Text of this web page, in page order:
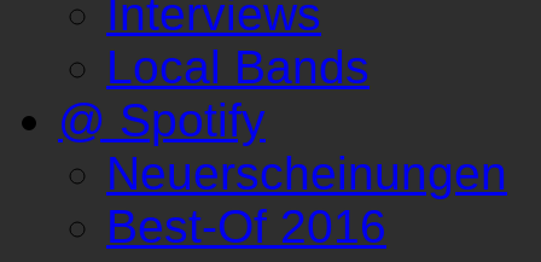
Interviews
Local Bands
@ Spotify
Neuerscheinungen
Best-Of 2016